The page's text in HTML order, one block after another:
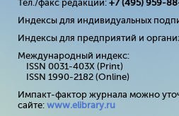
Тел./факс редакции: +7 (495) 959-
Индексы для индивидуальных
Индексы для предприятий и
Международный индекс:
ISSN 0031-403X (Print)
ISSN 1990-2182 (Online)
Импакт-фактор журнала можно
сайте: www.elibrary.ru